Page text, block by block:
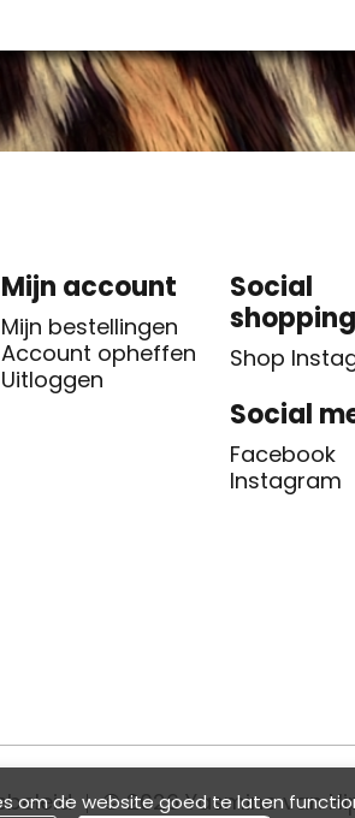
Mijn account
Mijn bestellingen
Account opheffen
Uitloggen
Social
shopping
Shop
Social
Facebook
Instagram
© 2026 Yasmine van
om de website goed te laten